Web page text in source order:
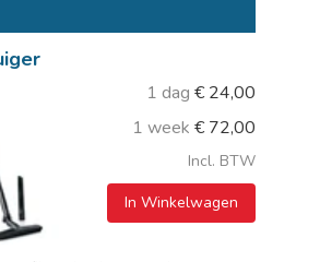
1 dag € 24,00
1 week € 72,00
Incl. BTW
In Winkelwagen